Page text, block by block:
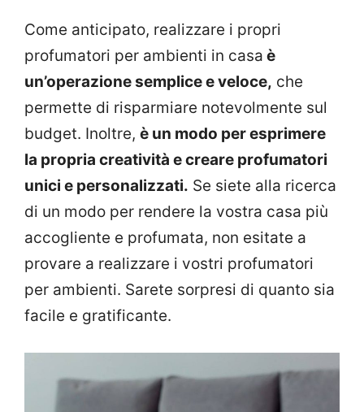
Come anticipato, realizzare i propri
profumatori per ambienti in casa è
un’operazione semplice e veloce, che
permette di risparmiare notevolmente sul
budget. Inoltre, è un modo per esprimere
la propria creatività e creare profumatori
unici e personalizzati. Se siete alla ricerca
di un modo per rendere la vostra casa più
accogliente e profumata, non esitate a
provare a realizzare i vostri profumatori
per ambienti. Sarete sorpresi di quanto sia
facile e gratificante.